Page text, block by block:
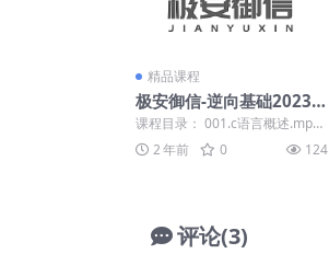
精品课程
极安御信-逆向基础2023
全部163节教程视频+课件
课程目录： 001.c语言概述.mp4
002.数据与c.mp4 003.字符串...
2 年前 0 124
评论(3)